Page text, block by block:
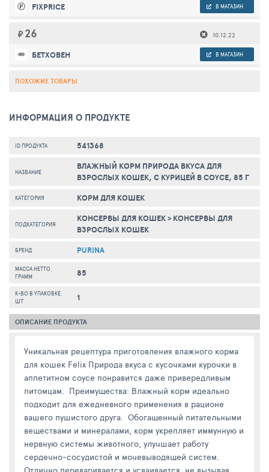
FIXPRICE В МАГАЗИН
₽ 26 10.12.22
БЕТХОВЕН В МАГАЗИН
ПОХОЖИЕ ТОВАРЫ
ИНФОРМАЦИЯ О ПРОДУКТЕ
ID ПРОДУКТА 541368
НАЗВАНИЕ
ВЛАЖНЫЙ КОРМ ПРИРОДА ВКУСА ДЛЯ
ВЗРОСЛЫХ КОШЕК, С КУРИЦЕЙ В СОУСЕ, 85 Г
КАТЕГОРИЯ КОРМ ДЛЯ КОШЕК
ПОДКАТЕГОРИЯ КОНСЕРВЫ ДЛЯ КОШЕК> КОНСЕРВЫ ДЛЯ
ВЗРОСЛЫХ КОШЕК
БРЕНД PURINA
МАССА НЕТТО,
ГРАММ
85
К-ВО В УПАКОВКЕ,
ШТ
1
ОПИСАНИЕ ПРОДУКТА
Уникальная рецептура приготовления влажного корма
для кошек Felix Природа вкуса с кусочками курочки в
аппетитном соусе понравится даже привередливым
питомцам. Преимущества: Влажный корм идеально
подходит для ежедневного применения в рационе
вашего пушистого друга. Обогащенный питательными
веществами и минералами, корм укрепляет иммунную и
нервную системы животного, улучшает работу
сердечно-сосудистой и мочевыводящей систем.